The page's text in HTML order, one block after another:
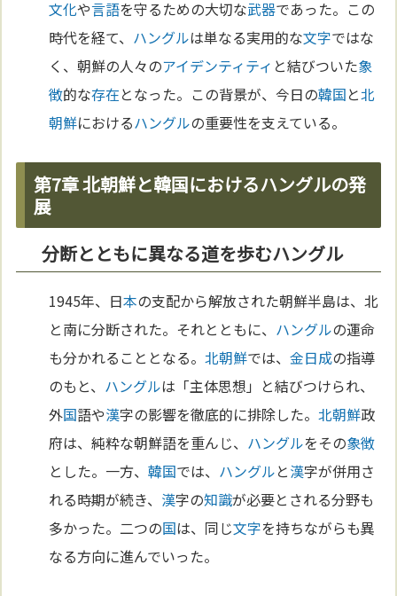
文化や言語を守るための大切な武器であった。この
時代を経て、 ハングルは単なる実用的な文字ではな
く、朝鮮の人々のアイデンティティ と結びついた象
徴的な存在となった。この背景が、今日の韓国と北
朝鮮におけるハングルの重要性を支えている。
第7章 北朝鮮と韓国におけるハングルの発
展
分断とともに異なる道を歩むハングル
1945年、日本の支配から解放された朝鮮半島は、北
と南に分断された。それとともに、 ハングルの運命
も分かれることとなる。北朝鮮では、金日成の指導
のもと、 ハングルは「主体思想」と結びつけられ、
外国語や漢字の影響を徹底的に排除した。北朝鮮政
府は、純粋な朝鮮語を重んじ、 ハングルをその象徴
とした。一方、韓国では、 ハングルと漢字が併用さ
れる時期が続き、 漢字の知識が必要とされる分野も
多かった。二つの国は、同じ文字を持ちながらも異
なる方向に進んでいった。